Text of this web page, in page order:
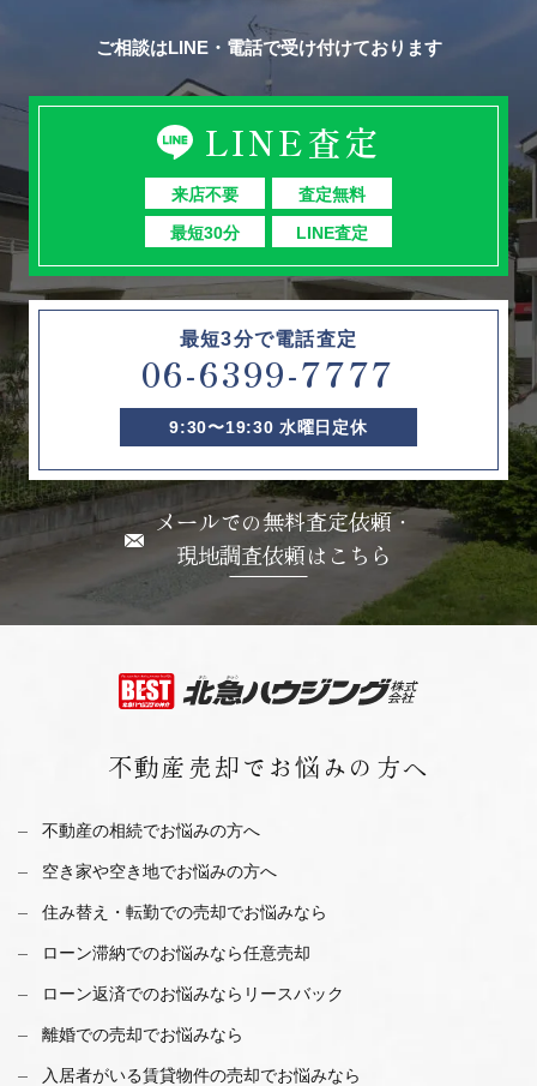
ご相談はLINE・電話で受け付けております
LINE査定
来店不要
査定無料
最短30分
LINE査定
最短3分で電話査定
06-6399-7777
9:30〜19:30 水曜日定休
メールでの無料査定依頼・
現地調査依頼はこちら
不動産売却で お悩みの方へ
不動産の相続でお悩みの方へ
空き家や空き地でお悩みの方へ
住み替え・転勤での売却でお悩みなら
ローン滞納でのお悩みなら任意売却
ローン返済でのお悩みならリースバック
離婚での売却でお悩みなら
入居者がいる賃貸物件の売却でお悩みなら